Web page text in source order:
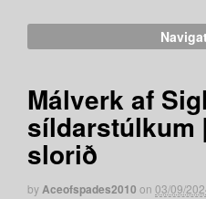
Málverk af
síldarstúlkum
slorið
byAceofspades2010 on 03/09/